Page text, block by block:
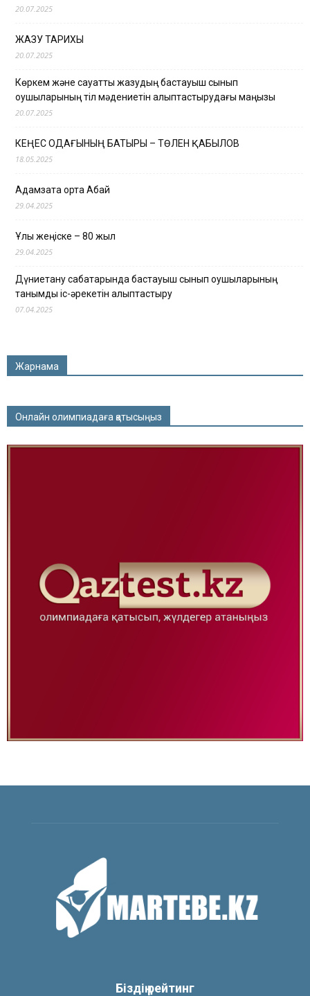
20.07.2025
ЖАЗУ ТАРИХЫ
20.07.2025
Көркем және сауатты жазудың бастауыш сынып
оқушыларының тіл мәдениетін қалыптастырудағы маңызы
20.07.2025
КЕҢЕС ОДАҒЫНЫҢ БАТЫРЫ – ТӨЛЕН ҚАБЫЛОВ
18.05.2025
Адамзатқа ортақ Абай
29.04.2025
Ұлы жеңіске – 80 жыл
29.04.2025
Дүниетану сабақтарында бастауыш сынып оқушыларының
танымдық іс-әрекетін қалыптастыру
07.04.2025
Жарнама
Онлайн олимпиадаға қатысыңыз
Біздің рейтинг